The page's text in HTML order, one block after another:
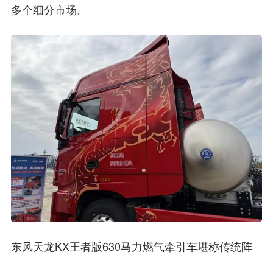
多个细分市场。
东风天龙KX王者版630马力燃气牵引车堪称传统阵